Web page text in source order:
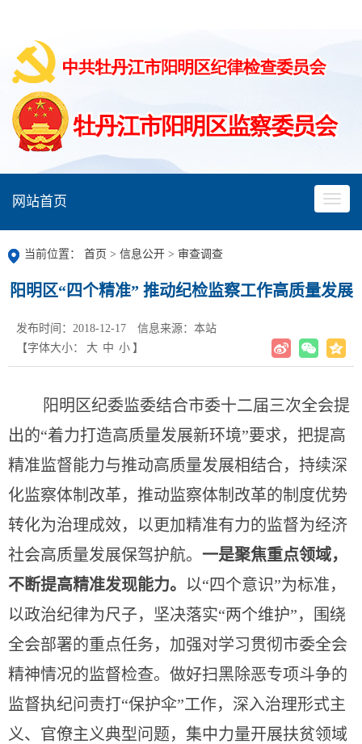
网站首页
当前位置： 首页 > 信息公开 > 审查调查
阳明区“四个精准” 推动纪检监察工作高质量发展
发布时间：2018-12-17
信息来源：本站
【字体大小：
大 中 小 】
阳明区纪委监委结合市委十二届三次全会提
出的“着力打造高质量发展新环境”要求，把提高
精准监督能力与推动高质量发展相结合，持续深
化监察体制改革，推动监察体制改革的制度优势
转化为治理成效，以更加精准有力的监督为经济
社会高质量发展保驾护航。 一是聚焦重点领域，
不断提高精准发现能力。 以“四个意识”为标准，
以政治纪律为尺子，坚决落实“两个维护”，围绕
全会部署的重点任务，加强对学习贯彻市委全会
精神情况的监督检查。做好扫黑除恶专项斗争的
监督执纪问责打“保护伞”工作，深入治理形式主
义、官僚主义典型问题，集中力量开展扶贫领域